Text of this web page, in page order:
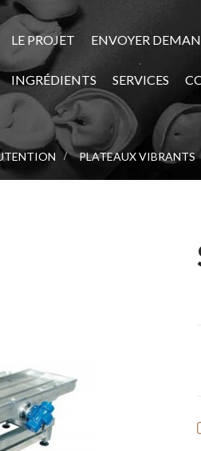
LE PROJET ENVOYER
INGRÉDIENTS SERVICES
> PLATEAUX VIBRANTS